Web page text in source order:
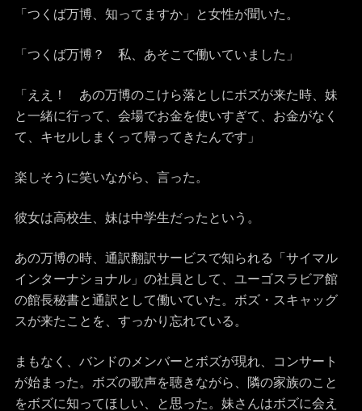
「つくば万博、知ってますか」と女性が聞いた。
「つくば万博？ 私、あそこで働いていました」
「ええ！ あの万博のこけら落としにボズが来た時、妹
と一緒に行って、会場でお金を使いすぎて、お金がなく
て、キセルしまくって帰ってきたんです」
楽しそうに笑いながら、言った。
彼女は高校生、妹は中学生だったという。
あの万博の時、通訳翻訳サービスで知られる「サイマル
インターナショナル」の社員として、ユーゴスラビア館
の館長秘書と通訳として働いていた。ボズ・スキャッグ
スが来たことを、すっかり忘れている。
まもなく、バンドのメンバーとボズが現れ、コンサート
が始まった。ボズの歌声を聴きながら、隣の家族のこと
をボズに知ってほしい、と思った。妹さんはボズに会え